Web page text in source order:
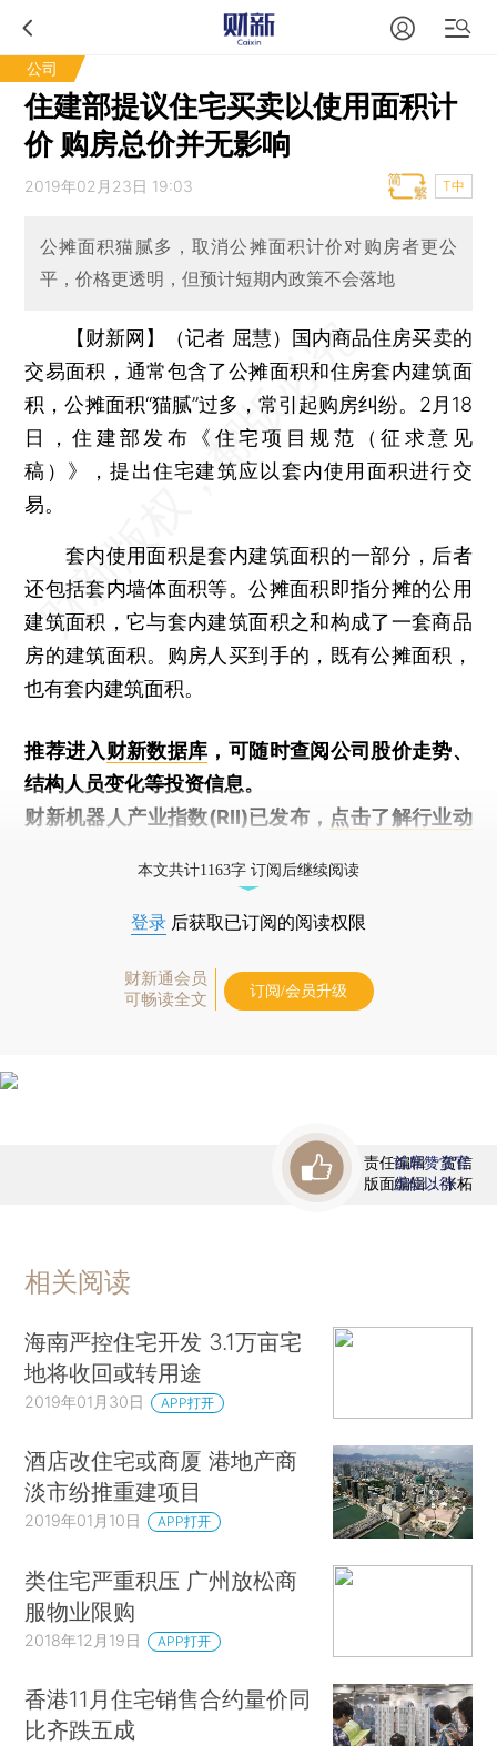
公司
住建部提议住宅买卖以使用面积计
价 购房总价并无影响
2019年02月23日 19:03 T中
公摊面积猫腻多，取消公摊面积计价对购房者更公
平，价格更透明，但预计短期内政策不会落地
【财新网】（记者 屈慧）
国内商品住房买卖的
交易面积，通常包含了公摊面积和住房套内建筑面
积，公摊面积“猫腻”过多，常引起购房纠纷。2月18
日，住建部发布《住宅项目规范（征求意见
稿）》，提出住宅建筑应以套内使用面积进行交
易。
套内使用面积是套内建筑面积的一部分，后者
还包括套内墙体面积等。公摊面积即指分摊的公用
建筑面积，它与套内建筑面积之和构成了一套商品
房的建筑面积。购房人买到手的，既有公摊面积，
也有套内建筑面积。
推荐进入财新数据库 ，可随时查阅公司股价走势、
结构人员变化等投资信息。
财新机器人产业指数(RII)已发布， 点击了解行业动
本文共计1163字 订阅后继续阅读
登录 后获取已订阅的阅读权限
财新通会员
可畅读全文
订阅/会员升级
责任编辑：贺信
版面编辑：张柘
首席赞赏官
虚位以待
相关阅读
海南严控住宅开发 3.1万亩宅
地将收回或转用途
2019年01月30日 APP打开
酒店改住宅或商厦 港地产商
淡市纷推重建项目
2019年01月10日 APP打开
类住宅严重积压 广州放松商
服物业限购
2018年12月19日 APP打开
香港11月住宅销售合约量价同
比齐跌五成